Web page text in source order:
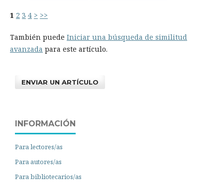
1 2 3 4 > >>
También puede Iniciar una búsqueda de similitud
avanzada para este artículo.
ENVIAR UN ARTÍCULO
INFORMACIÓN
Para lectores/as
Para autores/as
Para bibliotecarios/as